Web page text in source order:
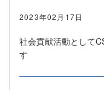
2023年02月17日
社会貢献活動として
す